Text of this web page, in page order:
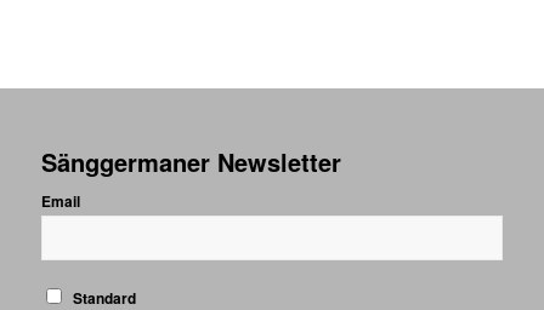
Sänggermaner Newsletter
Email
Standard